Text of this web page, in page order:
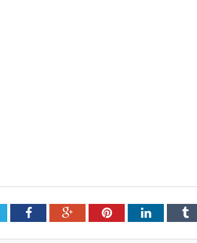
FacebookGoogle+PinterestLinkedIn